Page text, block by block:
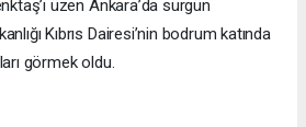
üzen Ankara’da sürgün
Kıbrıs Dairesi’nin bodrum katında
görmek oldu.